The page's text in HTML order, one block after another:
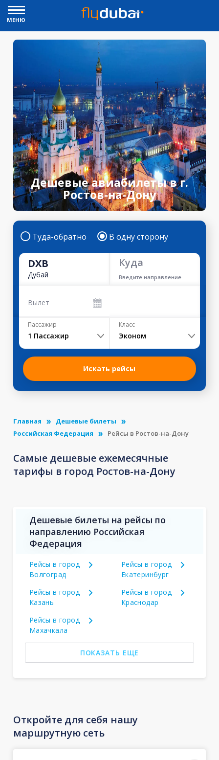
МЕНЮ
Дешевые авиабилеты в г.
Ростов-на-Дону
Туда-обратно В одну сторону
DXB
Дубай
Куда
Введите направление
Вылет
Пассажир
1 Пассажир
Класс
Эконом
Искать рейсы
Главная
Дешевые билеты
Российская Федерация
Рейсы в Ростов-на-Дону
Самые дешевые ежемесячные
тарифы в город Ростов-на-Дону
Дешевые билеты на рейсы по
направлению Российская
Федерация
Рейсы в город
Волгоград
Рейсы в город
Екатеринбург
Рейсы в город
Казань
Рейсы в город
Краснодар
Рейсы в город
Махачкала
ПОКАЗАТЬ ЕЩЕ
Откройте для себя нашу
маршрутную сеть